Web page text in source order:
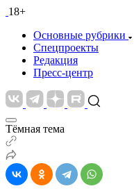
18+
Основные рубрики
Спецпроекты
Редакция
Пресс-центр
Тёмная тема